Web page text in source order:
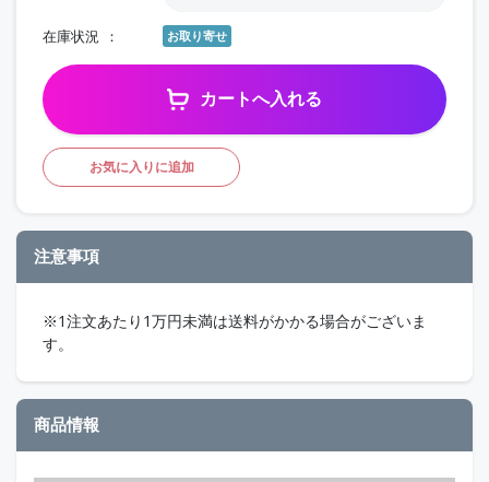
在庫状況 お取り寄せ
カートへ入れる
お気に入りに追加
注意事項
※1注文あたり1万円未満は送料がかかる場合がございま
す。
商品情報